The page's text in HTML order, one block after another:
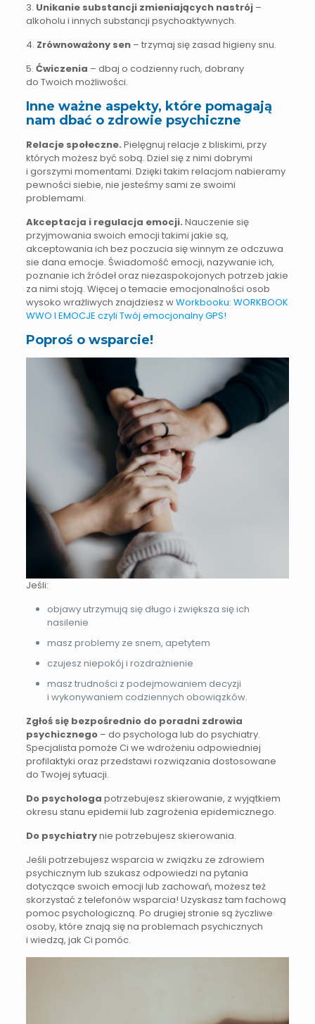
3. Unikanie substancji zmieniających nastrój –
alkoholu i innych substancji psychoaktywnych.
4. Zrównoważony sen – trzymaj się zasad higieny snu.
5. Ćwiczenia – dbaj o codzienny ruch, dobrany
do Twoich możliwości.
Inne ważne aspekty, które pomagają
nam dbać o zdrowie psychiczne
Relacje społeczne. Pielęgnuj relacje z bliskimi, przy
których możesz być sobą. Dziel się z nimi dobrymi
i gorszymi momentami. Dzięki takim relacjom nabieramy
pewności siebie, nie jesteśmy sami ze swoimi
problemami.
Akceptacja i regulacja emocji. Nauczenie się
przyjmowania swoich emocji takimi jakie są,
akceptowania ich bez poczucia się winnym ze odczuwa
sie dana emocje. Świadomość emocji, nazywanie ich,
poznanie ich źródeł oraz niezaspokojonych potrzeb jakie
za nimi stoją. Więcej o temacie emocjonalności osob
wysoko wrażliwych znajdziesz wWorkbooku: WORKBOOK
WWO I EMOCJE czyli Twój emocjonalny GPS!
Poproś o wsparcie!
Jeśli:
objawy utrzymują się długo i zwiększa się ich
nasilenie
masz problemy ze snem, apetytem
czujesz niepokój i rozdrażnienie
masz trudności z podejmowaniem decyzji
i wykonywaniem codziennych obowiązków.
Zgłoś się bezpośrednio do poradni zdrowia
psychicznego– do psychologa lub do psychiatry.
Specjalista pomoże Ci we wdrożeniu odpowiedniej
profilaktyki oraz przedstawi rozwiązania dostosowane
do Twojej sytuacji.
Do psychologa potrzebujesz skierowanie, z wyjątkiem
okresu stanu epidemii lub zagrożenia epidemicznego.
Do psychiatrynie potrzebujesz skierowania.
Jeśli potrzebujesz wsparcia w związku ze zdrowiem
psychicznym lub szukasz odpowiedzi na pytania
dotyczące swoich emocji lub zachowań, możesz też
skorzystać z telefonów wsparcia! Uzyskasz tam fachową
pomoc psychologiczną. Po drugiej stronie są życzliwe
osoby, które znają się na problemach psychicznych
i wiedzą, jak Ci pomóc.